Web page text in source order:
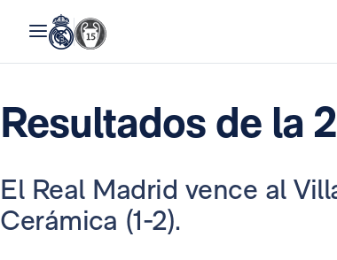
Resultados de la
El Real Madrid vence al
Cerámica (1-2).